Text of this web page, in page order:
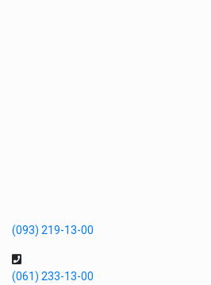
(093) 219-13-00
(061) 233-13-00